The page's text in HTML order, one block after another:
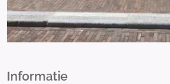
Informatie